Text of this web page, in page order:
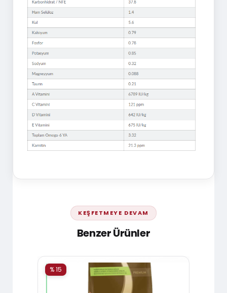
KEŞFETMEYE DEVAM
Benzer Ürünler
% 15